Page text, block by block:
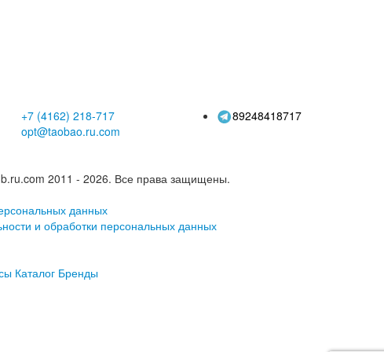
+7 (4162) 218-717
opt@taobao.ru.com
89248418717
2011 - 2026. Все права защищены.
данных
и обработки персональных данных
Каталог Бренды